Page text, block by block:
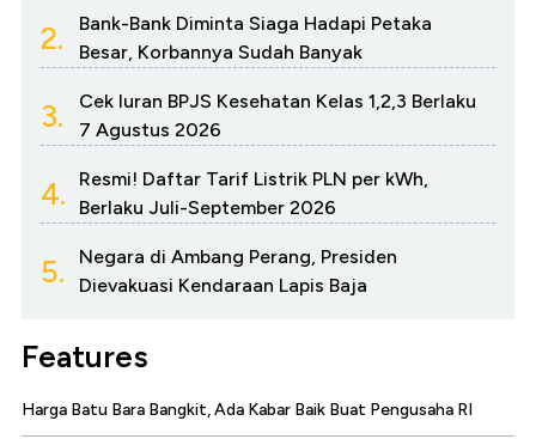
2.
Bank-Bank Diminta Siaga Hadapi Petaka
Besar, Korbannya Sudah Banyak
3.
Cek Iuran BPJS Kesehatan Kelas 1,2,3 Berlaku
7 Agustus 2026
4.
Resmi! Daftar Tarif Listrik PLN per kWh,
Berlaku Juli-September 2026
5.
Negara di Ambang Perang, Presiden
Dievakuasi Kendaraan Lapis Baja
Features
Harga Batu Bara Bangkit, Ada Kabar Baik Buat Pengusaha RI